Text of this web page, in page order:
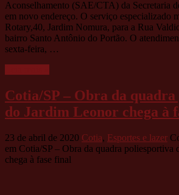
Aconselhamento (SAE/CTA) da Secretaria
em novo endereço. O serviço especializado
Rotary,40, Jardim Nomura, para a Rua
bairro Santo Antônio do Portão. O
sexta-feira, …
Cotia/SP – Obra da
do Jardim Leonor chega à
23 de abril de 2020 Cotia, Esportes e lazer
em Cotia/SP – Obra da quadra poliesportiva
chega à fase final